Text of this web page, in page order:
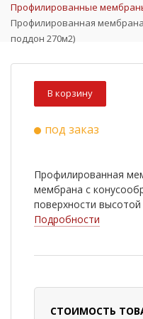
Профилированные
Профилированная
поддон 270м2)
В корзину
под заказ
Профилированная
мембрана с
поверхности высотой
Подробности
СТОИМОСТЬ